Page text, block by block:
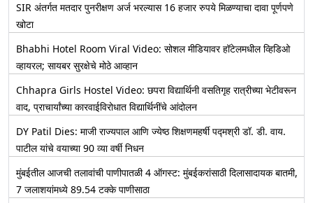
SIR अंतर्गत मतदार पुनरीक्षण अर्ज भरल्यास 16 हजार रुपये मिळण्याचा दावा पूर्णपणे
खोटा
Bhabhi Hotel Room Viral Video: सोशल मीडियावर हॉटेलमधील व्हिडिओ
व्हायरल; सायबर सुरक्षेचे मोठे आव्हान
Chhapra Girls Hostel Video: छपरा विद्यार्थिनी वसतिगृह रात्रीच्या भेटीवरून
वाद, प्राचार्यांच्या कारवाईविरोधात विद्यार्थिनींचे आंदोलन
DY Patil Dies: माजी राज्यपाल आणि ज्येष्ठ शिक्षणमहर्षी पद्मश्री डॉ. डी. वाय.
पाटील यांचे वयाच्या 90 व्या वर्षी निधन
मुंबईतील आजची तलावांची पाणीपातळी 4 ऑगस्ट: मुंबईकरांसाठी दिलासादायक बातमी,
7 जलाशयांमध्ये 89.54 टक्के पाणीसाठा